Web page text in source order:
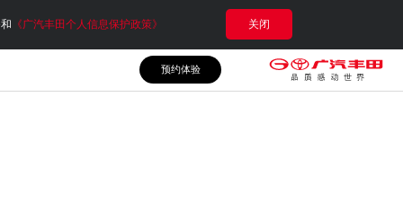
《广汽丰田个人信息保护政策》 关闭
预约体验